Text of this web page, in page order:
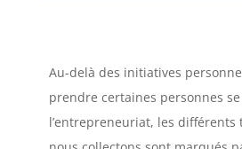
Au-delà des initiatives
prendre certaines personnes
l’entrepreneuriat, les différents